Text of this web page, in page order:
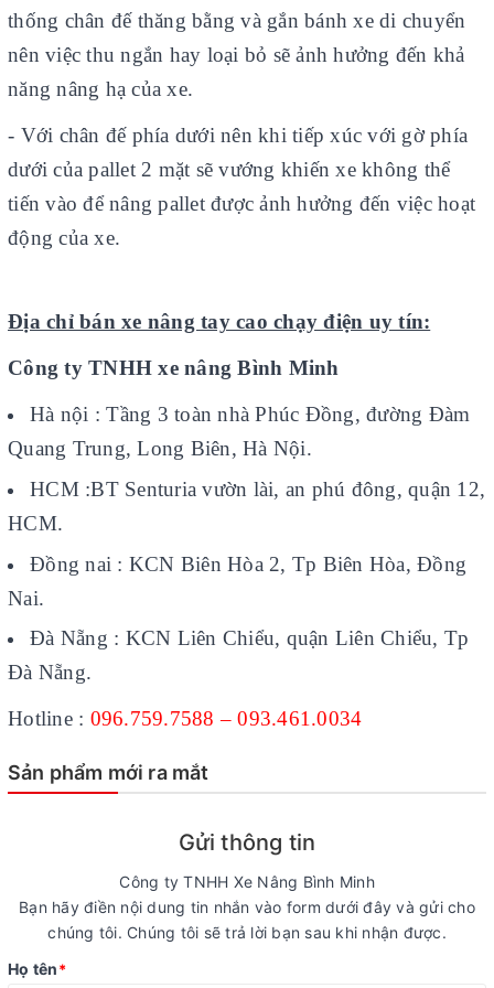
thống chân đế thăng bằng và gắn bánh xe di chuyển
nên việc thu ngắn hay loại bỏ sẽ ảnh hưởng đến khả
năng nâng hạ của xe.
- Với chân đế phía dưới nên khi tiếp xúc với gờ phía
dưới của pallet 2 mặt sẽ vướng khiến xe không thể
tiến vào để nâng pallet được ảnh hưởng đến việc hoạt
động của xe.
Địa chỉ bán xe nâng tay cao chạy điện uy tín:
Công ty TNHH xe nâng Bình Minh
Hà nội : Tầng 3 toàn nhà Phúc Đồng, đường Đàm
Quang Trung, Long Biên, Hà Nội.
HCM :BT Senturia vườn lài, an phú đông, quận 12,
HCM.
Đồng nai : KCN Biên Hòa 2, Tp Biên Hòa, Đồng
Nai.
Đà Nẵng : KCN Liên Chiểu, quận Liên Chiểu, Tp
Đà Nẵng.
Hotline : 096.759.7588 – 093.461.0034
Sản phẩm mới ra mắt
Gửi thông tin
Công ty TNHH Xe Nâng Bình Minh
Bạn hãy điền nội dung tin nhắn vào form dưới đây và gửi cho
chúng tôi. Chúng tôi sẽ trả lời bạn sau khi nhận được.
Họ tên*